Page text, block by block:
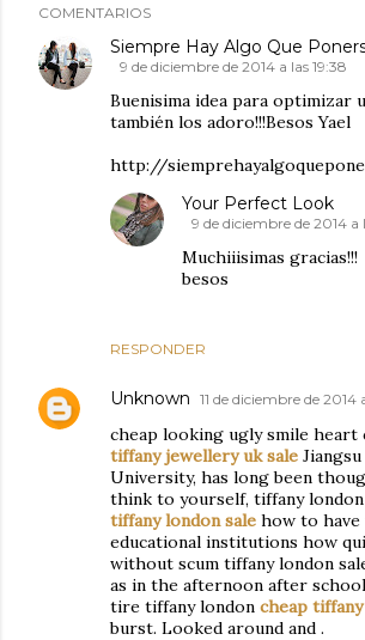
COMENTARIOS
Siempre Hay Algo Que
9 de diciembre de 2014 a las 19:38
Buenisima idea para optimizar
también los adoro!!!Besos Yael
http://
RESPONDER
Your Perfect Look
9 de diciembre de 2014 a
Muchiiisimas gracias!!!
besos
Unknown 11 de diciembre de 2014
cheap looking ugly smile heart
tiffany jewellery uk sale
University, has long been
think to yourself, tiffany london
tiffany london sale how to have
educational institutions how
without scum tiffany london
as in the afternoon after
tire tiffany london cheap
burst. Looked around and .